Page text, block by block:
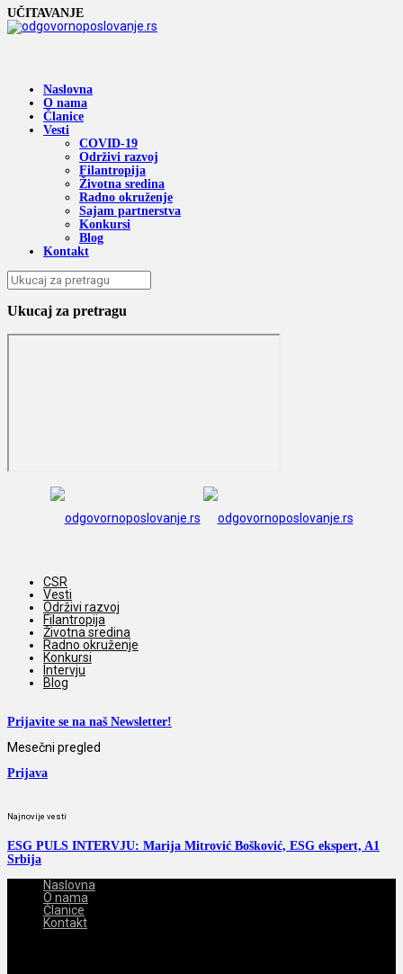
UČITAVANJE
Naslovna
O nama
Članice
Vesti
COVID-19
Održivi razvoj
Filantropija
Životna sredina
Radno okruženje
Sajam partnerstva
Konkursi
Blog
Kontakt
Ukucaj za pretragu
CSR
Vesti
Održivi razvoj
Filantropija
Životna sredina
Radno okruženje
Konkursi
Intervju
Blog
Prijavite se na naš Newsletter!
Mesečni pregled
Prijava
Najnovije vesti
ESG PULS INTERVJU: Marija Mitrović Bošković, ESG ekspert, A1
Srbija
Naslovna
O nama
Članice
Kontakt